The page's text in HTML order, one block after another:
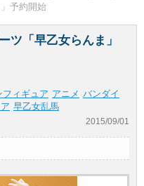
予約開始
ツ「早乙女らんま」
フィギュア アニメ バンダイ
早乙女乱馬
2015/09/01